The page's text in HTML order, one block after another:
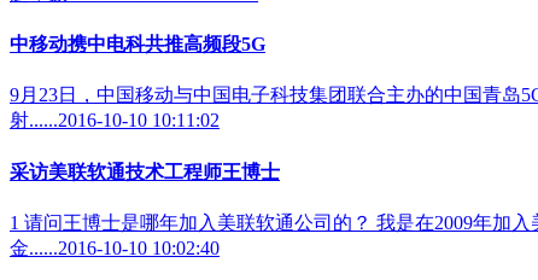
中移动携中电科共推高频段5G
9月23日，中国移动与中国电子科技集团联合主办的中国青岛
射......2016-10-10 10:11:02
采访美联软通技术工程师王博士
1 请问王博士是哪年加入美联软通公司的？ 我是在2009年加
金......2016-10-10 10:02:40